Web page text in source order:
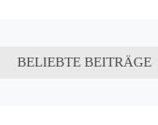
BELIEBTE BEITRÄGE